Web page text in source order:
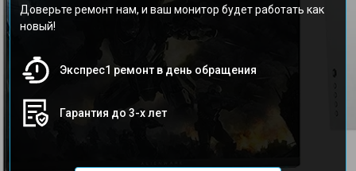
Доверьте ремонт нам, и ваш монитор будет работать как
новый!
Экспрес1 ремонт в день обращения
Гарантия до 3-х лет